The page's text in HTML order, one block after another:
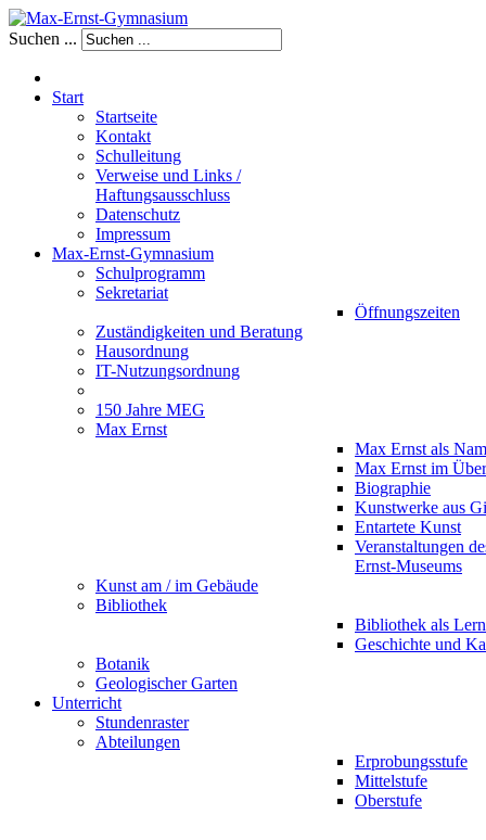
Suchen ...
Start
Startseite
Kontakt
Schulleitung
Verweise und Links /
Haftungsausschluss
Datenschutz
Impressum
Max-Ernst-Gymnasium
Schulprogramm
Sekretariat
Öffnungszeiten
Zuständigkeiten und Beratung
Hausordnung
IT-Nutzungsordnung
150 Jahre MEG
Max Ernst
Max Ernst als
Max Ernst im
Biographie
Kunstwerke aus
Entartete Kunst
Veranstaltungen
Ernst-Museums
Kunst am / im Gebäude
Bibliothek
Bibliothek als
Geschichte und
Botanik
Geologischer Garten
Unterricht
Stundenraster
Abteilungen
Erprobungsstufe
Mittelstufe
Oberstufe